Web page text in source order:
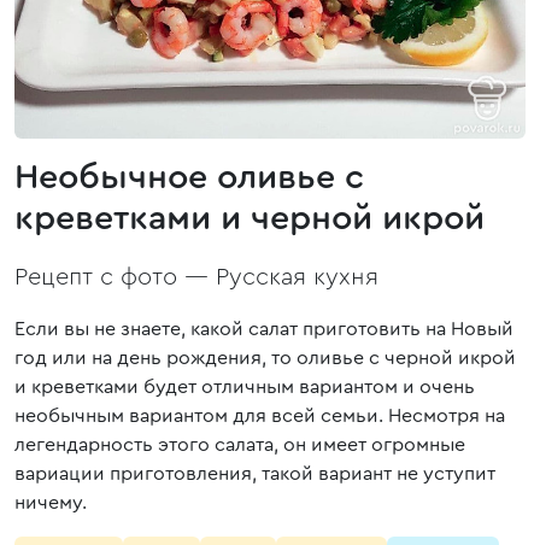
Необычное оливье с
креветками и черной икрой
Рецепт с фото — Русская кухня
Если вы не знаете, какой салат приготовить на Новый
год или на день рождения, то оливье с черной икрой
и креветками будет отличным вариантом и очень
необычным вариантом для всей семьи. Несмотря на
легендарность этого салата, он имеет огромные
вариации приготовления, такой вариант не уступит
ничему.